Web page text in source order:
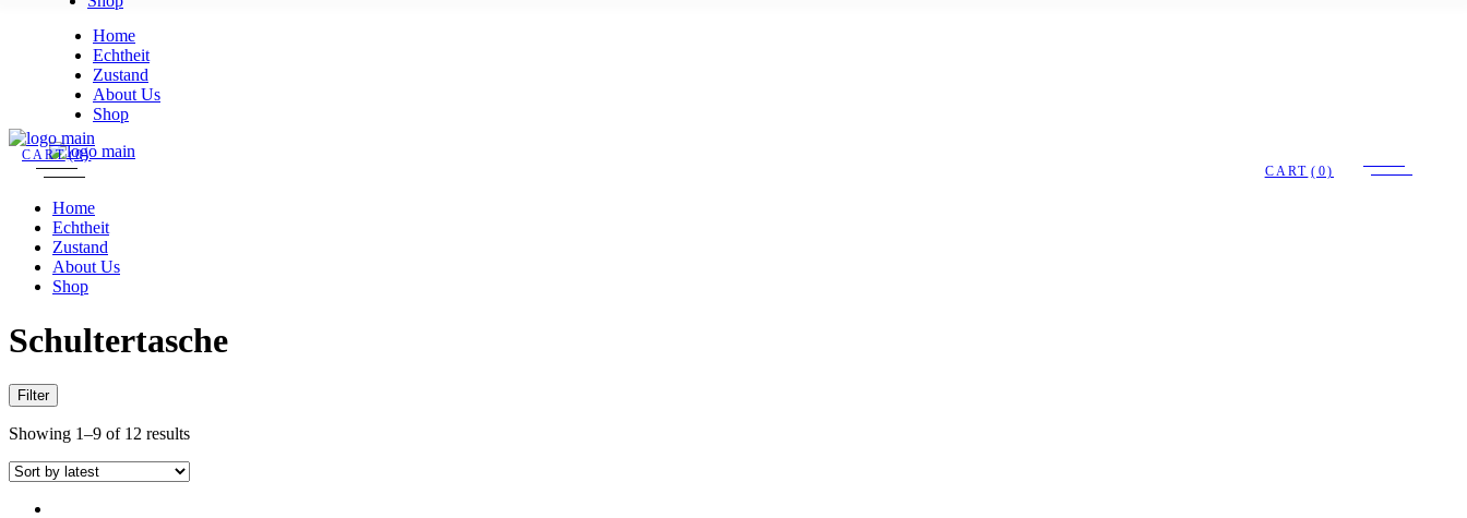
Home
Echtheit
Zustand
About Us
Shop
CART (0)
CART (0)
Home
Echtheit
Zustand
About Us
Shop
Schultertasche
Filter
Showing 1–9 of 12 results